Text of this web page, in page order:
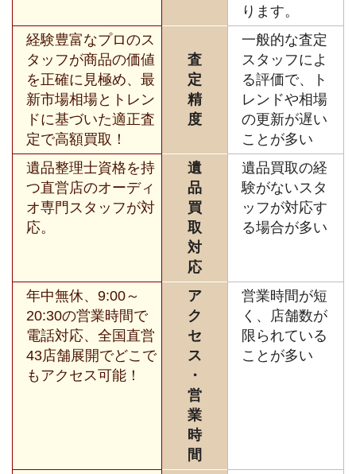
ります。
経験豊富なプロのス
タッフが商品の価値
を正確に見極め、最
新市場相場とトレン
ドに基づいた適正査
定で高額買取！
査
定
精
度
一般的な査定
スタッフによ
る評価で、ト
レンドや相場
の更新が遅い
ことが多い
遺品整理士資格を持
つ直営店のオーディ
オ専門スタッフが対
応。
遺
品
買
取
対
応
遺品買取の経
験がないスタ
ッフが対応す
る場合が多い
年中無休、9:00～
20:30の営業時間で
電話対応、全国直営
43店舗展開でどこで
もアクセス可能！
ア
ク
セ
ス
・
営
業
時
間
営業時間が短
く、店舗数が
限られている
ことが多い